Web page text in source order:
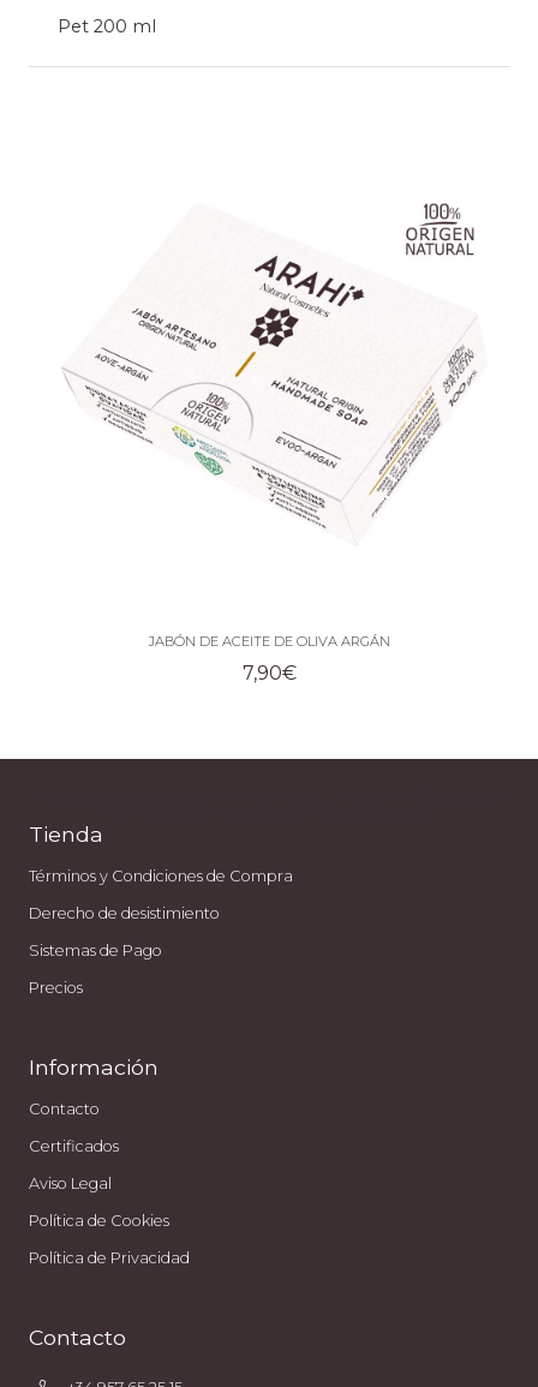
Pet 200 ml
JABÓN DE ACEITE DE OLIVA ARGÁN
7,90€
Tienda
Términos y Condiciones de Compra
Derecho de desistimiento
Sistemas de Pago
Precios
Información
Contacto
Certificados
Aviso Legal
Política de Cookies
Política de Privacidad
Contacto